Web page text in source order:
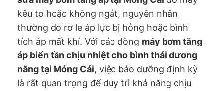
kêu to hoặc không ngắt, nguyên nhân
thường do rơ le áp lực bị hỏng hoặc bình
tích áp mất khí. Với các dòng máy bơm tăng
áp biến tần chịu nhiệt cho bình thái dương
năng tại Móng Cái, việc bảo dưỡng định kỳ
là rất quan trọng để duy trì khả năng chịu